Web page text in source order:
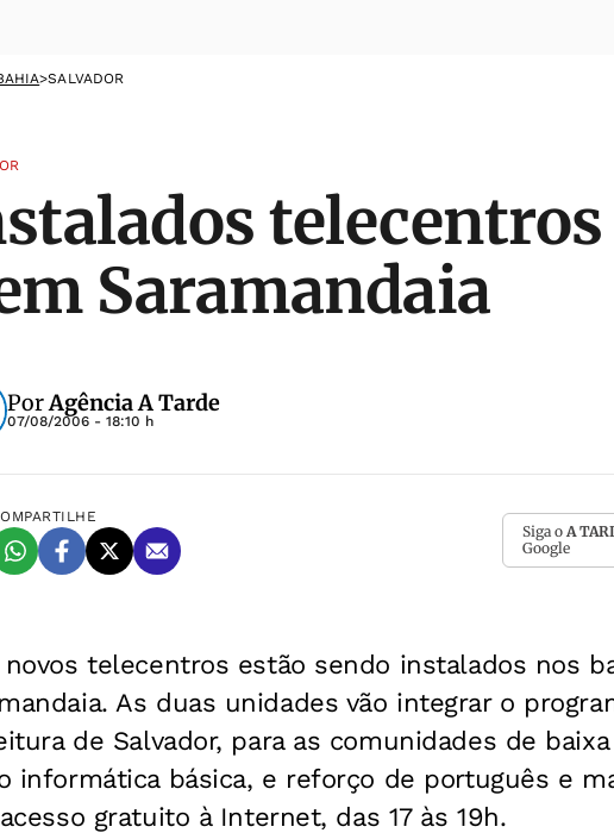
>SALVADOR
telecentros
Saramandaia
PorAgência A Tarde
07/08/2006 - 18:10 h
Siga o A
Google
novos telecentros estão sendo instalados nos
As duas unidades vão integrar o
de Salvador, para as comunidades de
informática básica, e reforço de português e
gratuito à Internet, das 17 às 19h.